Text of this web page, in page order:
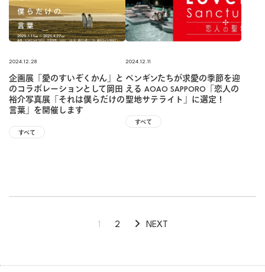
2024.12.28
企画展「愛のすいぞくかん」と
のコラボレーションとして岡田
裕介写真展「それは僕らだけの
言葉」を開催します
すべて
2024.12.11
ペンギンたちが求愛の季節を迎
える AOAO SAPPORO「恋人の
聖地サテライト」に選定！
すべて
1 2 NEXT